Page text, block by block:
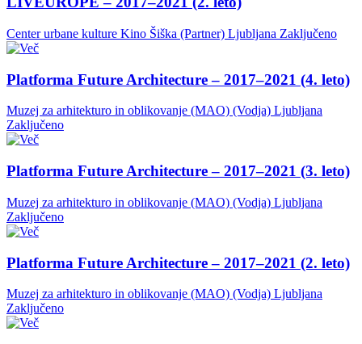
Center urbane kulture Kino Šiška (Partner) Ljubljana Zaključeno
Platforma Future Architecture – 2017–2021 (4. leto)
Muzej za arhitekturo in oblikovanje (MAO) (Vodja) Ljubljana
Zaključeno
Platforma Future Architecture – 2017–2021 (3. leto)
Muzej za arhitekturo in oblikovanje (MAO) (Vodja) Ljubljana
Zaključeno
Platforma Future Architecture – 2017–2021 (2. leto)
Muzej za arhitekturo in oblikovanje (MAO) (Vodja) Ljubljana
Zaključeno